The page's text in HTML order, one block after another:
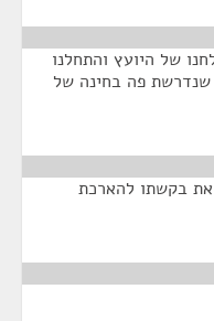
של היועץ והתחלנו
שנדרשת פה בחינה של
בקשתו להארכת